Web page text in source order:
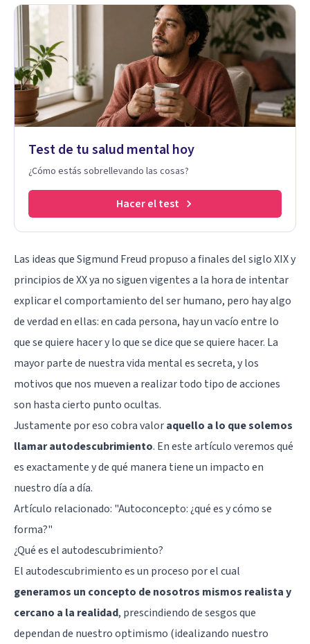
Test de tu salud mental hoy
¿Cómo estás sobrellevando las cosas?
Hacer el test
Las ideas que Sigmund Freud propuso a finales del siglo XIX y
principios de XX ya no siguen vigentes a la hora de intentar
explicar el comportamiento del ser humano, pero hay algo
de verdad en ellas: en cada persona, hay un vacío entre lo
que se quiere hacer y lo que se dice que se quiere hacer. La
mayor parte de nuestra vida mental es secreta, y los
motivos que nos mueven a realizar todo tipo de acciones
son hasta cierto punto ocultas.
Justamente por eso cobra valoraquello a lo que solemos
llamar autodescubrimiento. En este artículo veremos qué
es exactamente y de qué manera tiene un impacto en
nuestro día a día.
Artículo relacionado: "Autoconcepto: ¿qué es y cómo se
forma?"
¿Qué es el autodescubrimiento?
El autodescubrimiento es un proceso por el cual
generamos un concepto de nosotros mismos realista y
cercano a la realidad, prescindiendo de sesgos que
dependan de nuestro optimismo (idealizando nuestro